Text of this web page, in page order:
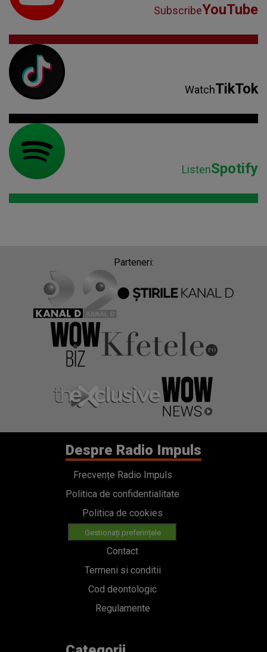
SubscribeYouTube
WatchTikTok
ListenSpotify
Parteneri:
Despre Radio Impuls
Frecvențe Radio Impuls
Politica de confidentialitate
Politica de cookies
Gestionați preferințele
Contact
Termeni si conditii
Cod deontologic
Regulamente